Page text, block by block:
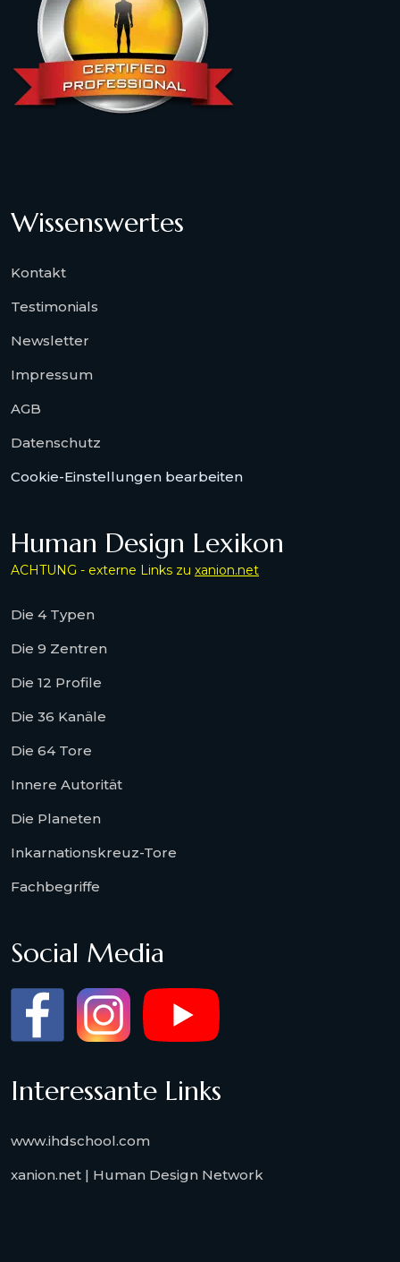
Wissenswertes
Kontakt
Testimonials
Newsletter
Impressum
AGB
Datenschutz
Cookie-Einstellungen bearbeiten
Human Design Lexikon
ACHTUNG - externe Links zu xanion.net
Die 4 Typen
Die 9 Zentren
Die 12 Profile
Die 36 Kanäle
Die 64 Tore
Innere Autorität
Die Planeten
Inkarnationskreuz-Tore
Fachbegriffe
Social Media
Interessante Links
www.ihdschool.com
xanion.net | Human Design Network